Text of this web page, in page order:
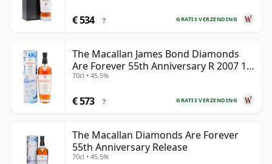
GRATIS VERZENDING
€ 534 ?
The Macallan James Bond Diamonds
Are Forever 55th Anniversary R 2007 18
jaar oud
70cl • 45.5%
GRATIS VERZENDING
€ 573 ?
The Macallan Diamonds Are Forever
55th Anniversary Release
70cl • 45.5%